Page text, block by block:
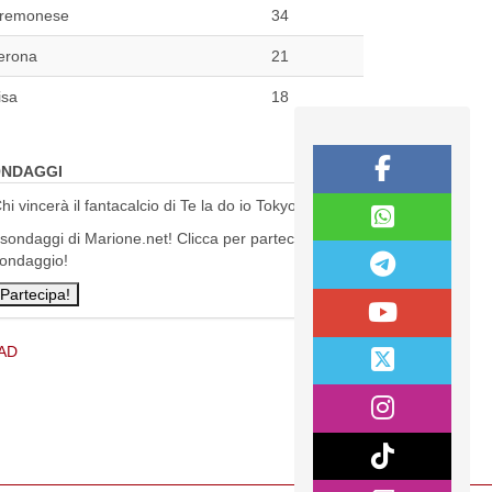
34
21
18
vincerà il fantacalcio di Te la do io Tokyo?
di Marione.net! Clicca per partecipare al